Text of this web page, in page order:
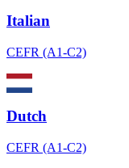
Italian
CEFR (A1-C2)
Dutch
CEFR (A1-C2)